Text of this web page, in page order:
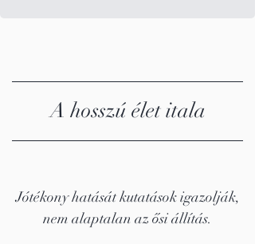
A hosszú élet itala
Jótékony hatását kutatások igazolják,
nem alaptalan az ősi állítás.